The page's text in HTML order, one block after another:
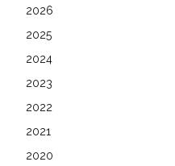
2026
2025
2024
2023
2022
2021
2020